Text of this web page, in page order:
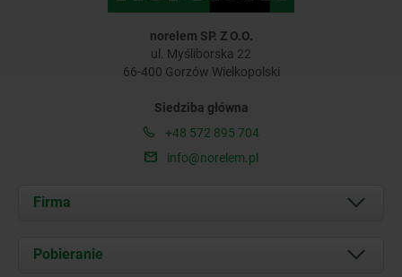
norelem SP. Z O.O.
ul. Myśliborska 22
66-400 Gorzów Wielkopolski
Siedziba główna
+48 572 895 704
info@norelem.pl
Firma
O nas
Pobieranie